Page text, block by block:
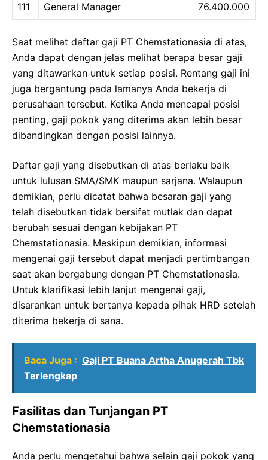
111 General Manager 76.400.000
Saat melihat daftar gaji PT Chemstationasia di atas,
Anda dapat dengan jelas melihat berapa besar gaji
yang ditawarkan untuk setiap posisi. Rentang gaji ini
juga bergantung pada lamanya Anda bekerja di
perusahaan tersebut. Ketika Anda mencapai posisi
penting, gaji pokok yang diterima akan lebih besar
dibandingkan dengan posisi lainnya.
Daftar gaji yang disebutkan di atas berlaku baik
untuk lulusan SMA/SMK maupun sarjana. Walaupun
demikian, perlu dicatat bahwa besaran gaji yang
telah disebutkan tidak bersifat mutlak dan dapat
berubah sesuai dengan kebijakan PT
Chemstationasia. Meskipun demikian, informasi
mengenai gaji tersebut dapat menjadi pertimbangan
saat akan bergabung dengan PT Chemstationasia.
Untuk klarifikasi lebih lanjut mengenai gaji,
disarankan untuk bertanya kepada pihak HRD setelah
diterima bekerja di sana.
Baca Juga : Gaji PT Buana Artha Anugerah Tbk
Terlengkap
Fasilitas dan Tunjangan PT
Chemstationasia
Anda perlu mengetahui bahwa selain gaji pokok yang